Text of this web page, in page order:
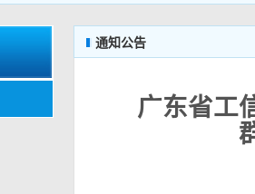
通知公告
广东省工